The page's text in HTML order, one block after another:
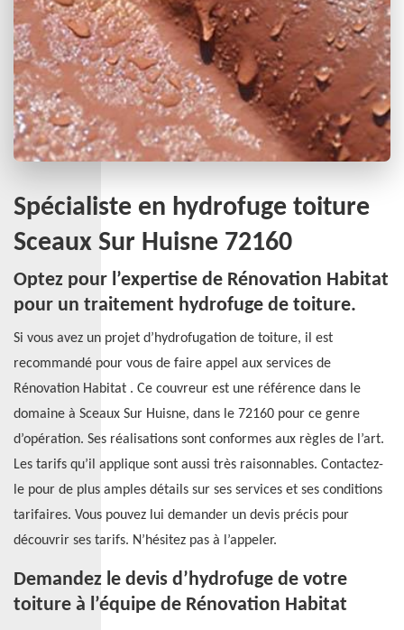
Spécialiste en hydrofuge toiture
Sceaux Sur Huisne 72160
Optez pour l’expertise de Rénovation Habitat
pour un traitement hydrofuge de toiture.
Si vous avez un projet d’hydrofugation de toiture, il est
recommandé pour vous de faire appel aux services de
Rénovation Habitat . Ce couvreur est une référence dans le
domaine à Sceaux Sur Huisne, dans le 72160 pour ce genre
d’opération. Ses réalisations sont conformes aux règles de l’art.
Les tarifs qu’il applique sont aussi très raisonnables. Contactez-
le pour de plus amples détails sur ses services et ses conditions
tarifaires. Vous pouvez lui demander un devis précis pour
découvrir ses tarifs. N’hésitez pas à l’appeler.
Demandez le devis d’hydrofuge de votre
toiture à l’équipe de Rénovation Habitat